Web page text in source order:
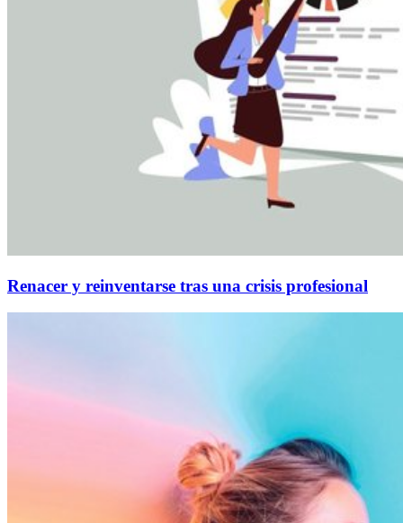
Renacer y reinventarse tras una crisis profesional